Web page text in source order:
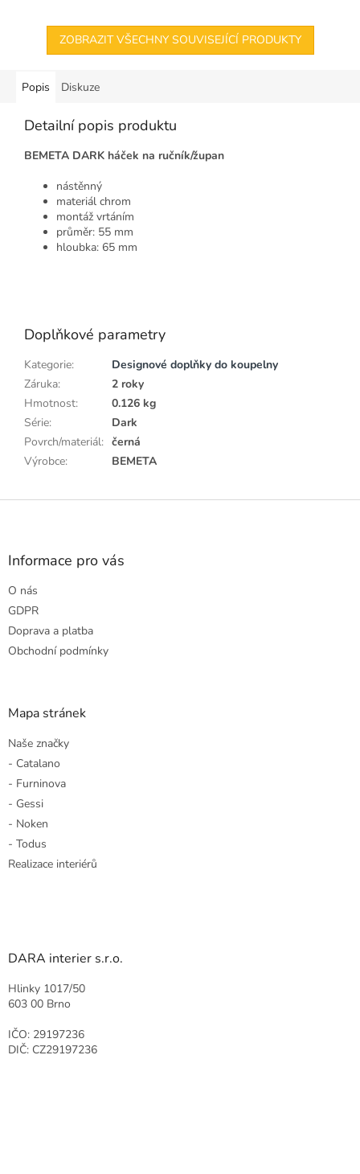
ZOBRAZIT VŠECHNY SOUVISEJÍCÍ PRODUKTY
Popis Diskuze
Detailní popis produktu
BEMETA DARK háček na ručník/župan
nástěnný
materiál chrom
montáž vrtáním
průměr: 55 mm
hloubka: 65 mm
Doplňkové parametry
Kategorie:
Designové doplňky do koupelny
Záruka:
2 roky
Hmotnost:
0.126 kg
Série:
Dark
Povrch/materiál: černá
Výrobce: BEMETA
Z
Informace pro vás
O nás
GDPR
Doprava a platba
Obchodní podmínky
Mapa stránek
Naše značky
- Catalano
- Furninova
- Gessi
- Noken
- Todus
Realizace interiérů
DARA interier s.r.o.
Hlinky 1017/50
603 00 Brno
IČO: 29197236
DIČ: CZ29197236